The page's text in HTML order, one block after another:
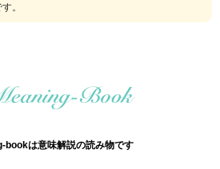
。
bookは意味解説の読み物です